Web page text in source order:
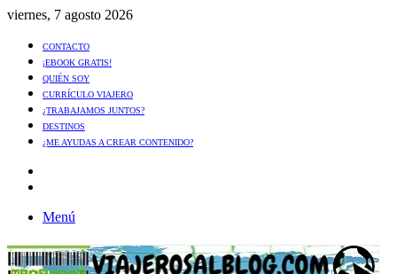
viernes, 7 agosto 2026
CONTACTO
¡EBOOK GRATIS!
QUIÉN SOY
CURRÍCULO VIAJERO
¿TRABAJAMOS JUNTOS?
DESTINOS
¿ME AYUDAS A CREAR CONTENIDO?
Menú